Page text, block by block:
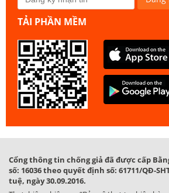
TẢI PHẦN MỀM
Cổng thông tin chống giả đã được cấp
số: 16036 theo quyết định số: 61711/QĐ-
tuệ, ngày 30.09.2016.